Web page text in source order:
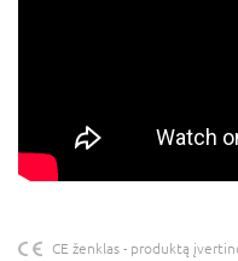
CE ženklas - produktą